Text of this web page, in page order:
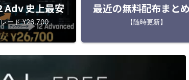
Adv 史上最安
ード ¥26,700
最近の無料配布まと
【随時更新】